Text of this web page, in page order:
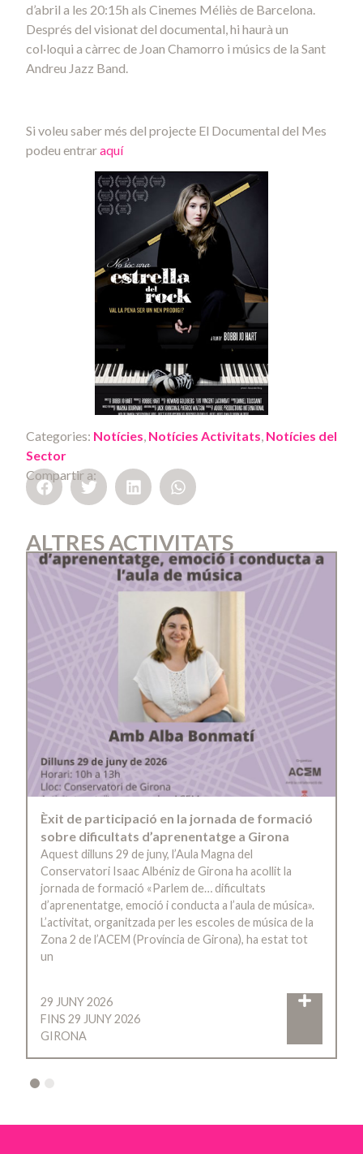
d’abril a les 20:15h als Cinemes Méliès de Barcelona.
Després del visionat del documental, hi haurà un
col·loqui a càrrec de Joan Chamorro i músics de la Sant
Andreu Jazz Band.
Si voleu saber més del projecte El Documental del Mes
podeu entraraquí
Categories: Notícies, Notícies Activitats, Notícies del
Sector
Compartir a:
ALTRES ACTIVITATS
Èxit de participació en la jornada de formació
sobre dificultats d’aprenentatge a Girona
Aquest dilluns 29 de juny, l’Aula Magna del
Conservatori Isaac Albéniz de Girona ha acollit la
jornada de formació «Parlem de… dificultats
d’aprenentatge, emoció i conducta a l’aula de música».
L’activitat, organitzada per les escoles de música de la
Zona 2 de l’ACEM (Província de Girona), ha estat tot
un
29 JUNY 2026
FINS 29 JUNY 2026
GIRONA